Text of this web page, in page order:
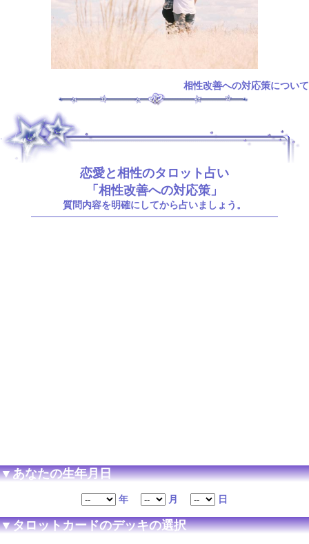
相性改善への対応策について
恋愛と相性のタロット占い
「相性改善への対応策」
質問内容を明確にしてから占いましょう。
▼あなたの生年月日
年 月 日
▼タロットカードのデッキの選択